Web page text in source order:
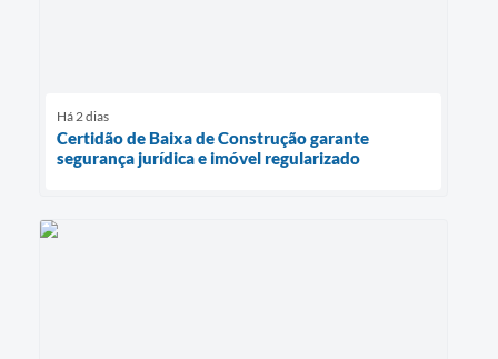
Há 2 dias
Certidão de Baixa de Construção garante
segurança jurídica e imóvel regularizado